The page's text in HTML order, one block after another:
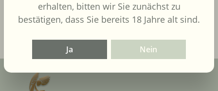
In den Warenkorb
erhalten, bitten wir Sie zunächst zu
bestätigen, dass Sie bereits 18 Jahre alt sind.
Ja Nein